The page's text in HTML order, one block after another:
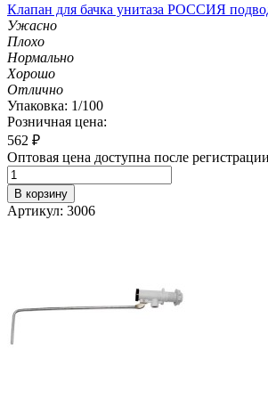
Клапан для бачка унитаза РОССИЯ
Ужасно
Плохо
Нормально
Хорошо
Отлично
Упаковка: 1/100
Розничная цена:
562 ₽
Оптовая цена доступна после регистрации
В корзину
Артикул: 3006